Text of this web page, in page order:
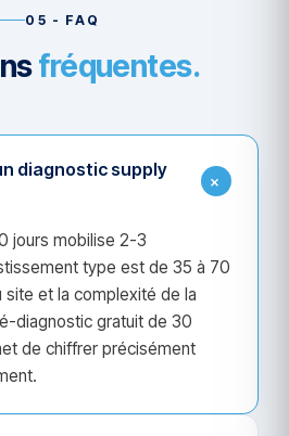
05 - FAQ
fréquentes.
diagnostic supply
+
jours mobilise 2-3
type est de 35 à 70
site et la complexité de la
diagnostic gratuit de 30
de chiffrer précisément